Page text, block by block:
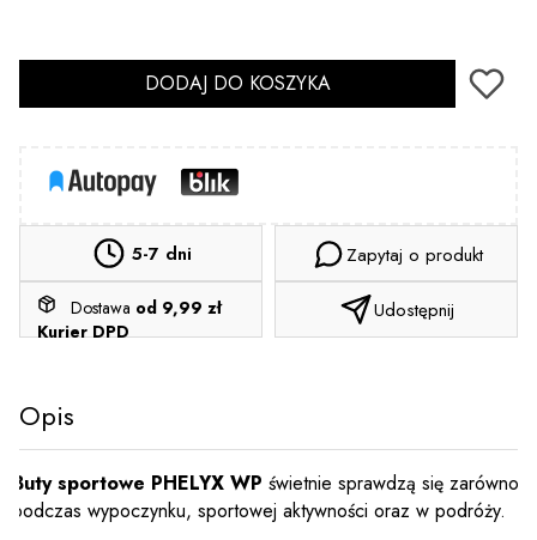
DODAJ DO KOSZYKA
5-7 dni
Dostawa od 9,99 zł
Kurier DPD
Zapytaj o produkt
Udostępnij
Opis
Buty sportowe PHELYX WP świetnie sprawdzą się zarówno
podczas wypoczynku, sportowej aktywności oraz w podróży.